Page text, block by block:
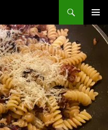
MENÜ